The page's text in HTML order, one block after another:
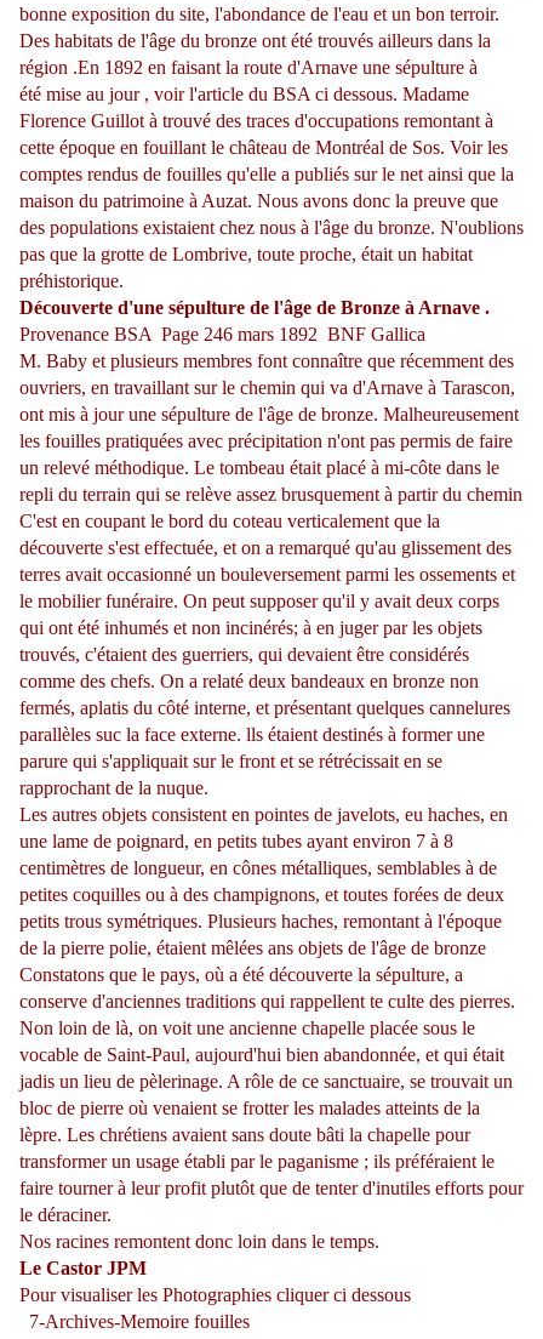
bonne exposition du site, l'abondance de l'eau et un bon terroir.
Des habitats de l'âge du bronze ont été trouvés ailleurs dans la
région .En 1892 en faisant la route d'Arnave une sépulture à
été mise au jour , voir l'article du BSA ci dessous. Madame
Florence Guillot à trouvé des traces d'occupations remontant à
cette époque en fouillant le château de Montréal de Sos. Voir les
comptes rendus de fouilles qu'elle a publiés sur le net ainsi que la
maison du patrimoine à Auzat. Nous avons donc la preuve que
des populations existaient chez nous à l'âge du bronze. N'oublions
pas que la grotte de Lombrive, toute proche, était un habitat
préhistorique.
Découverte d'une sépulture de l'âge de Bronze à Arnave .
Provenance BSA Page 246 mars 1892 BNF Gallica
M. Baby et plusieurs membres font connaître que récemment des
ouvriers, en travaillant sur le chemin qui va d'Arnave à Tarascon,
ont mis à jour une sépulture de l'âge de bronze. Malheureusement
les fouilles pratiquées avec précipitation n'ont pas permis de faire
un relevé méthodique. Le tombeau était placé à mi-côte dans le
repli du terrain qui se relève assez brusquement à partir du chemin
C'est en coupant le bord du coteau verticalement que la
découverte s'est effectuée, et on a remarqué qu'au glissement des
terres avait occasionné un bouleversement parmi les ossements et
le mobilier funéraire. On peut supposer qu'il y avait deux corps
qui ont été inhumés et non incinérés; à en juger par les objets
trouvés, c'étaient des guerriers, qui devaient être considérés
comme des chefs. On a relaté deux bandeaux en bronze non
fermés, aplatis du côté interne, et présentant quelques cannelures
parallèles suc la face externe. lls étaient destinés à former une
parure qui s'appliquait sur le front et se rétrécissait en se
rapprochant de la nuque.
Les autres objets consistent en pointes de javelots, eu haches, en
une lame de poignard, en petits tubes ayant environ 7 à 8
centimètres de longueur, en cônes métalliques, semblables à de
petites coquilles ou à des champignons, et toutes forées de deux
petits trous symétriques. Plusieurs haches, remontant à l'époque
de la pierre polie, étaient mêlées ans objets de l'âge de bronze
Constatons que le pays, où a été découverte la sépulture, a
conserve d'anciennes traditions qui rappellent te culte des pierres.
Non loin de là, on voit une ancienne chapelle placée sous le
vocable de Saint-Paul, aujourd'hui bien abandonnée, et qui était
jadis un lieu de pèlerinage. A rôle de ce sanctuaire, se trouvait un
bloc de pierre où venaient se frotter les malades atteints de la
lèpre. Les chrétiens avaient sans doute bâti la chapelle pour
transformer un usage établi par le paganisme ; ils préféraient le
faire tourner à leur profit plutôt que de tenter d'inutiles efforts pour
le déraciner.
Nos racines remontent donc loin dans le temps.
Le Castor JPM
Pour visualiser les Photographies cliquer ci dessous
7-Archives-Memoire fouilles